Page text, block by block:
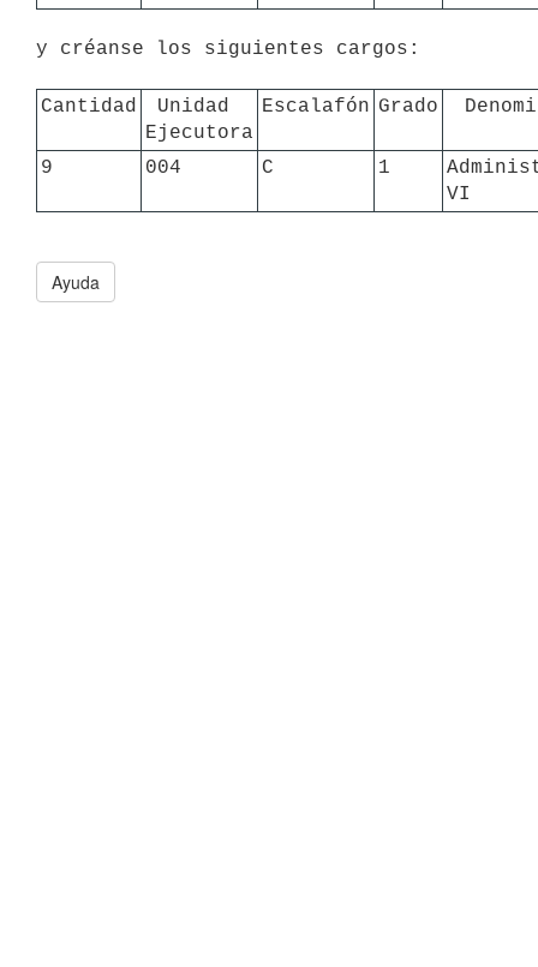
y créanse los siguientes cargos:
Cantidad
Unidad
Ejecutora
Escalafón Grado
9 004 C 1
VI
Ayuda